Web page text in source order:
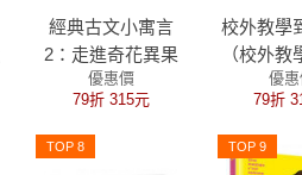
經典古文小寓言
2：走進奇花異果
花園，文言文基礎
× 閱讀素養，一起
升級！
優惠價
79折 315元
校外教學
（校外教
新作品・
項大獎、
畫書獎、
館期刊年
優
79折
TOP 8 TOP 9